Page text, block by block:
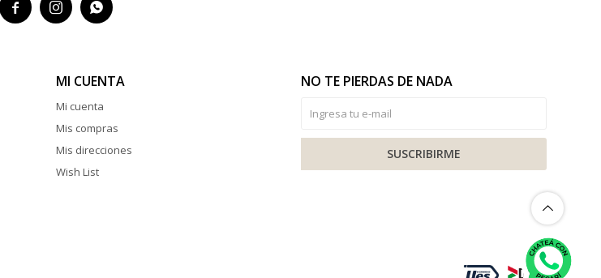
  
MI CUENTA
Mi cuenta
Mis compras
Mis direcciones
Wish List
NO TE PIERDAS DE NADA
SUSCRIBIRME